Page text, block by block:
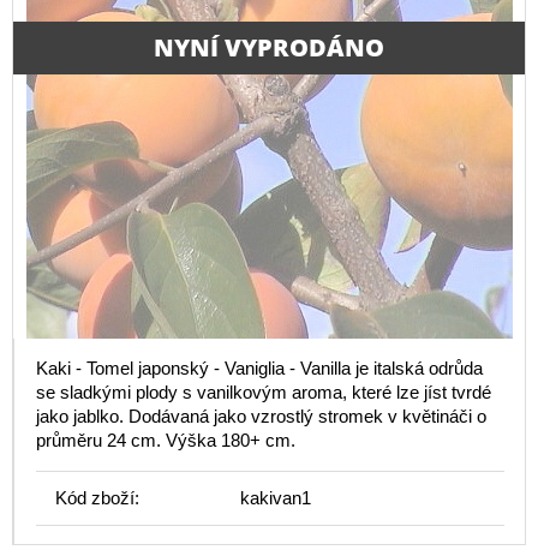
NYNÍ VYPRODÁNO
Kaki - Tomel japonský - Vaniglia - Vanilla je italská odrůda
se sladkými plody s vanilkovým aroma, které lze jíst tvrdé
jako jablko. Dodávaná jako vzrostlý stromek v květináči o
průměru 24 cm. Výška 180+ cm.
Kód zboží: kakivan1